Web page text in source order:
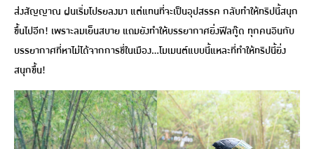
ส่งสัญญาณ ฝนเริ่มโปรยลงมา แต่แทนที่จะเป็นอุปสรรค กลับทำให้ทริปนี้สนุก
ขึ้นไปอีก! เพราะลมเย็นสบาย แถมยังทำให้บรรยากาศยิ่งฟีลกู๊ด ทุกคนอินกับ
บรรยากาศที่หาไม่ได้จากการขี่ในเมือง…โมเมนต์แบบนี้แหละที่ทำให้ทริปนี้ยิ่ง
สนุกขึ้น!